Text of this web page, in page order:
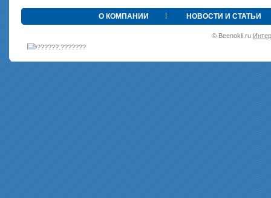
О КОМПАНИИ НОВОСТИ И СТАТЬИ
© Beenokli.ru
•